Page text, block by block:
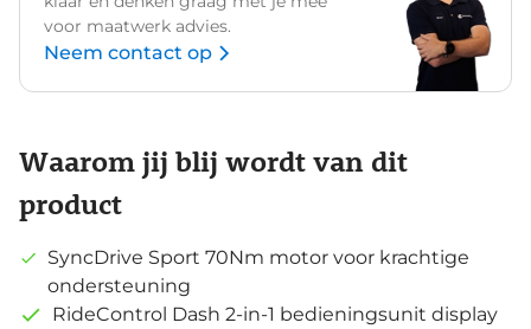
voor maatwerk advies.
Neem contact op
Waarom jij blij wordt van dit
product
SyncDrive Sport 70Nm motor voor krachtige
ondersteuning
RideControl Dash 2-in-1 bedieningsunit display